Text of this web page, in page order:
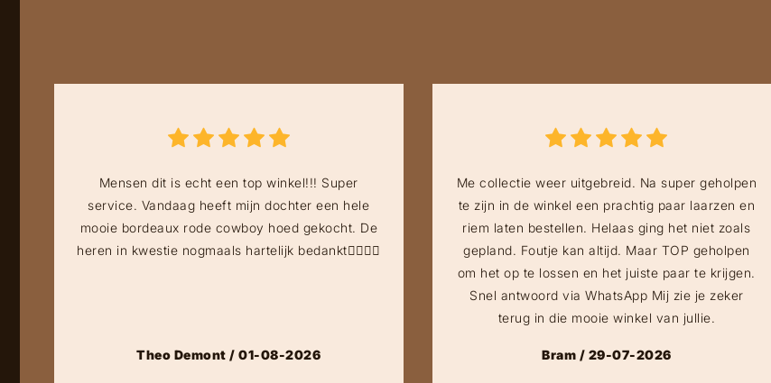
Mensen dit is echt een top winkel!!! Super
service. Vandaag heeft mijn dochter een hele
mooie bordeaux rode cowboy hoed gekocht. De
heren in kwestie nogmaals hartelijk bedankt👍🏻👍🏻
Theo Demont / 01-08-2026
Me collectie weer uitgebreid. Na super geholpen
te zijn in de winkel een prachtig paar laarzen en
riem laten bestellen. Helaas ging het niet zoals
gepland. Foutje kan altijd. Maar TOP geholpen
om het op te lossen en het juiste paar te krijgen.
Snel antwoord via WhatsApp Mij zie je zeker
terug in die mooie winkel van jullie.
Bram / 29-07-2026